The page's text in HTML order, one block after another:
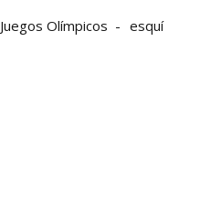
Juegos Olímpicos esquí